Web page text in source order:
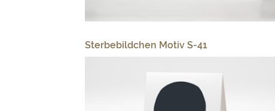
Sterbebildchen Motiv S-41